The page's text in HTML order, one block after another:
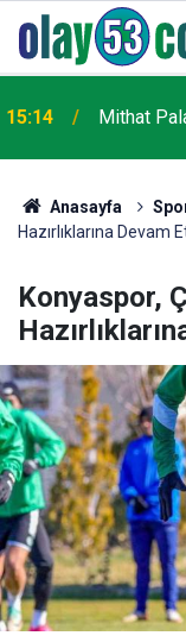
15:14 Mithat
Anasayfa
Hazırlıklarına Devam
Konyaspor,